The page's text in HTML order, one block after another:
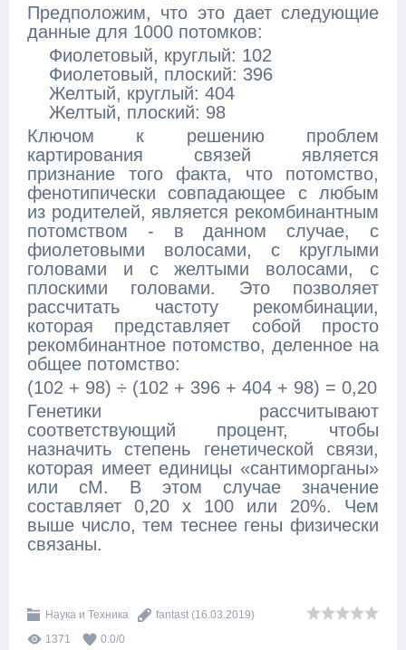
Предположим, что это дает следующие
данные для 1000 потомков:
Фиолетовый, круглый: 102
Фиолетовый, плоский: 396
Желтый, круглый: 404
Желтый, плоский: 98
Ключом к решению проблем
картирования связей является
признание того факта, что потомство,
фенотипически совпадающее с любым
из родителей, является рекомбинантным
потомством - в данном случае, с
фиолетовыми волосами, с круглыми
головами и с желтыми волосами, с
плоскими головами. Это позволяет
рассчитать частоту рекомбинации,
которая представляет собой просто
рекомбинантное потомство, деленное на
общее потомство:
(102 + 98) ÷ (102 + 396 + 404 + 98) = 0,20
Генетики рассчитывают
соответствующий процент, чтобы
назначить степень генетической связи,
которая имеет единицы «сантиморганы»
или сМ. В этом случае значение
составляет 0,20 х 100 или 20%. Чем
выше число, тем теснее гены физически
связаны.
Наука и Техника fantast (16.03.2019)
1371
0.0/0